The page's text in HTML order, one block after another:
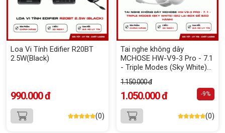
Loa Vi Tính Edifier R20BT
2.5W(Black)
990.000 đ
(0)
Tai nghe không dây
MCHOSE HW-V9-3 Pro - 7.1
- Triple Modes (Sky White)
1.150.000 đ
1.050.000 đ -9%
(0)